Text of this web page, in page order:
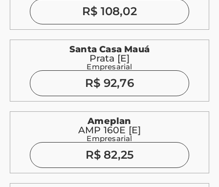
R$ 108,02
Santa Casa Mauá
Prata [E]
Empresarial
R$ 92,76
Ameplan
AMP 160E [E]
Empresarial
R$ 82,25